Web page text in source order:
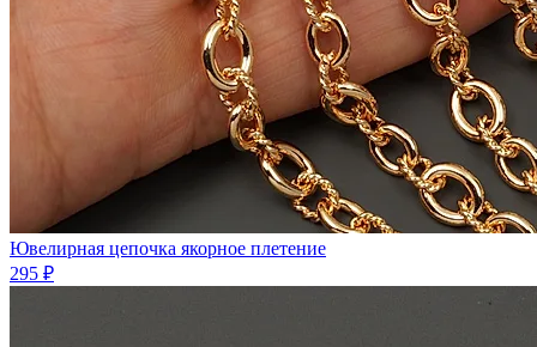
Ювелирная цепочка якорное плетение
295 ₽